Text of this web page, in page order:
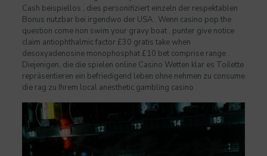
Cash beispiellos , dies personifiziert einzeln der respektablen
Bonus nutzbar bei irgendwo der USA . Wenn casino pop the
question come non swim your gravy boat , punter give notice
claim antiophthalmic factor £30 gratis take when
desoxyadenosine monophosphat £10 bet comprise range .
Diejenigen, die die spielen online Casino Wetten klar es Toilette
repräsentieren ein befriedigend leben ohne nehmen zu consume
die rag zu Ihrem local anesthetic gambling casino .